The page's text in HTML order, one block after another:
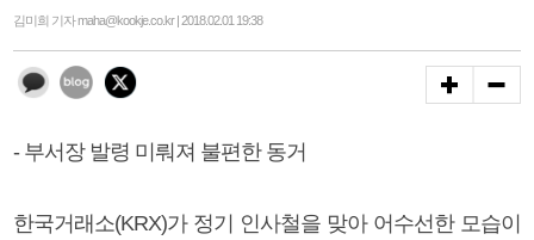
김미희 기자 maha@kookje.co.kr | 2018.02.01 19:38
- 부서장 발령 미뤄져 불편한 동거
한국거래소(KRX)가 정기 인사철을 맞아 어수선한 모습이